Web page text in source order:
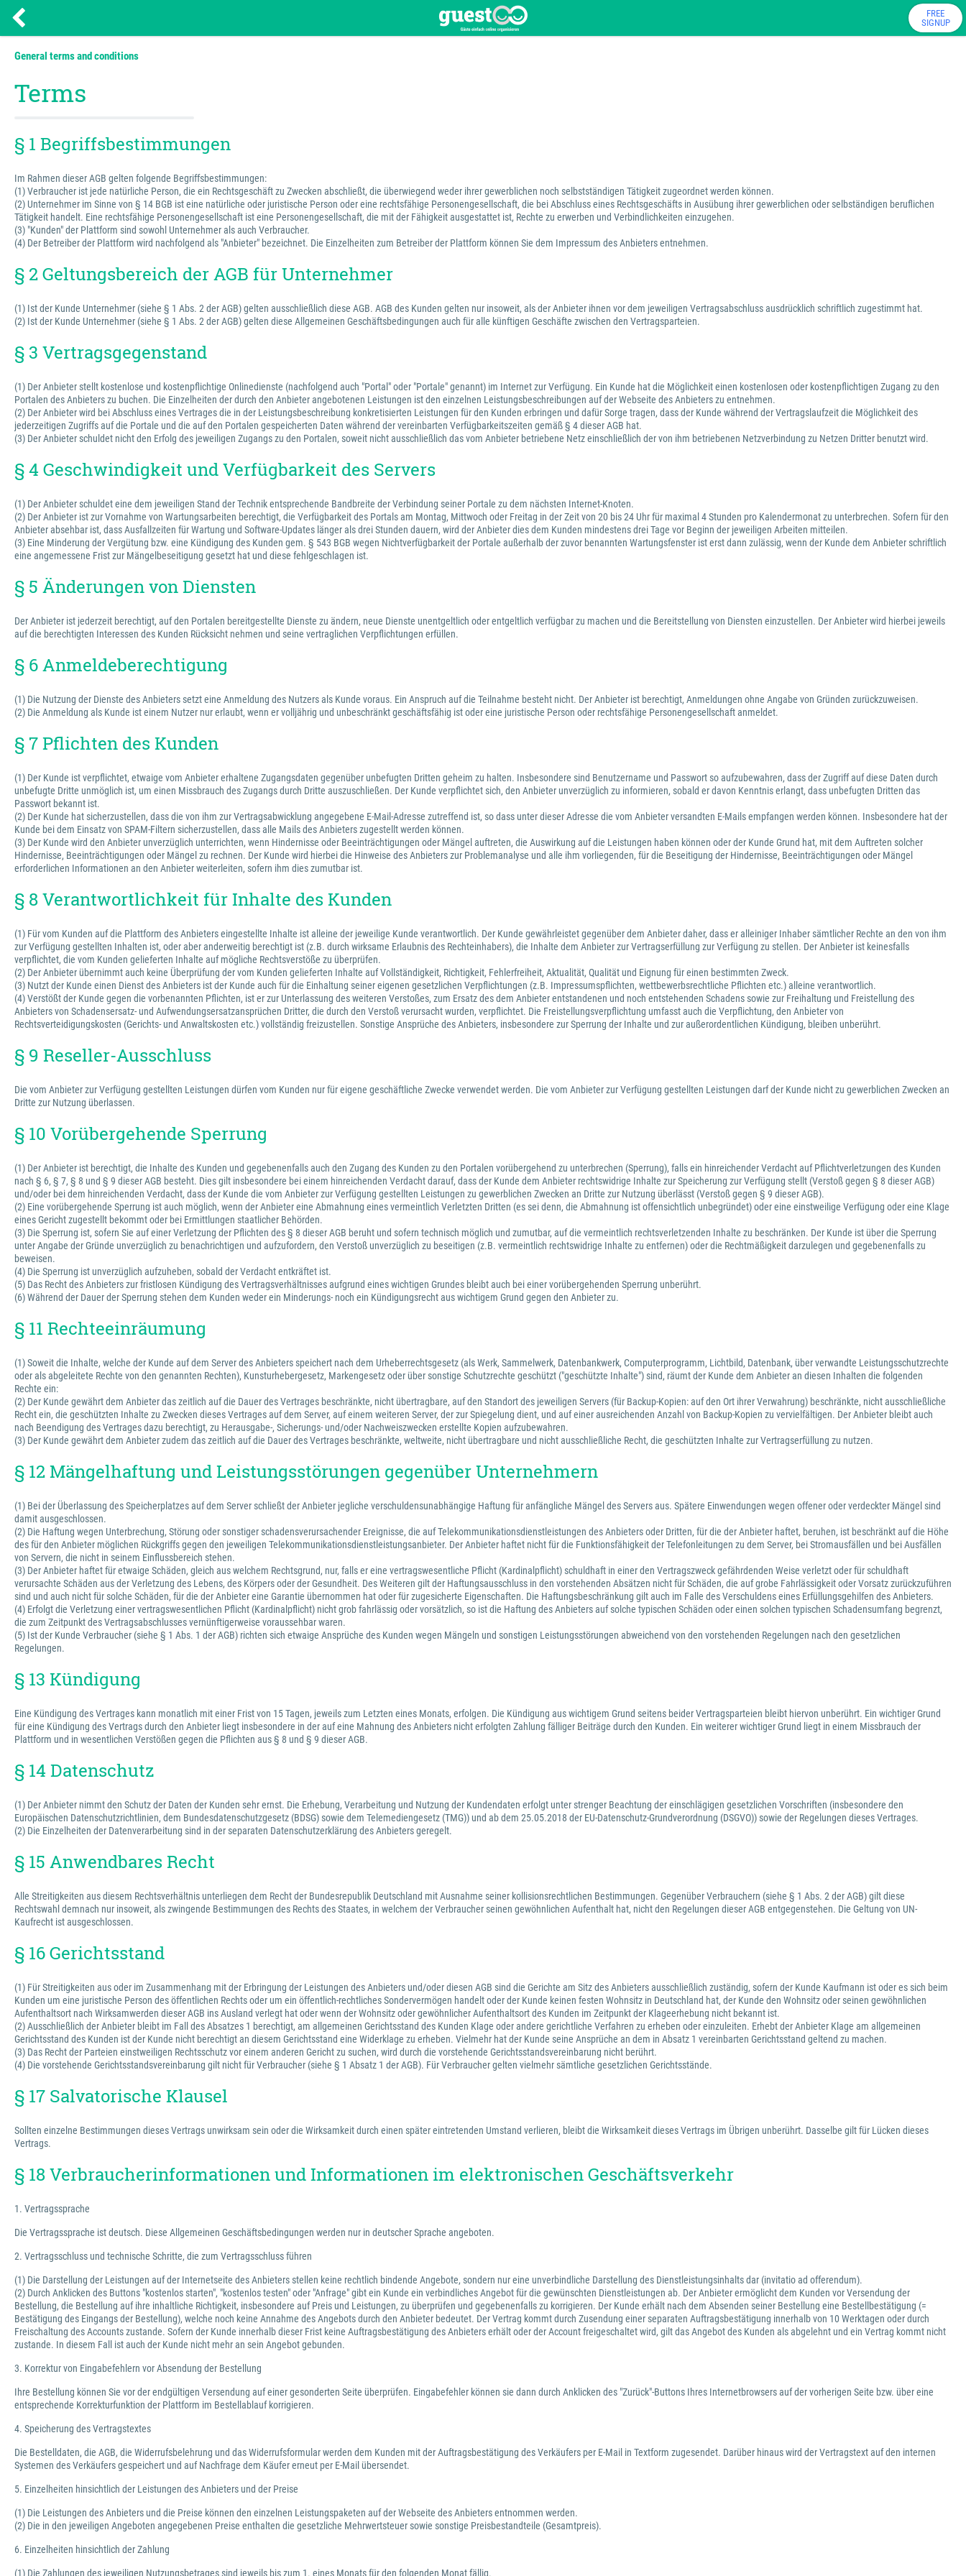
FREE
SIGNUP
General terms and conditions
Terms
§ 1 Begriffsbestimmungen
Im Rahmen dieser AGB gelten folgende Begriffsbestimmungen:
(1) Verbraucher ist jede natürliche Person, die ein Rechtsgeschäft zu Zwecken abschließt, die überwiegend weder ihrer gewerblichen noch selbstständigen Tätigkeit zugeordnet werden können.
(2) Unternehmer im Sinne von § 14 BGB ist eine natürliche oder juristische Person oder eine rechtsfähige Personengesellschaft, die bei Abschluss eines Rechtsgeschäfts in Ausübung ihrer gewerblichen oder selbständigen beruflichen
Tätigkeit handelt. Eine rechtsfähige Personengesellschaft ist eine Personengesellschaft, die mit der Fähigkeit ausgestattet ist, Rechte zu erwerben und Verbindlichkeiten einzugehen.
(3) "Kunden" der Plattform sind sowohl Unternehmer als auch Verbraucher.
(4) Der Betreiber der Plattform wird nachfolgend als "Anbieter" bezeichnet. Die Einzelheiten zum Betreiber der Plattform können Sie dem Impressum des Anbieters entnehmen.
§ 2 Geltungsbereich der AGB für Unternehmer
(1) Ist der Kunde Unternehmer (siehe § 1 Abs. 2 der AGB) gelten ausschließlich diese AGB. AGB des Kunden gelten nur insoweit, als der Anbieter ihnen vor dem jeweiligen Vertragsabschluss ausdrücklich schriftlich zugestimmt hat.
(2) Ist der Kunde Unternehmer (siehe § 1 Abs. 2 der AGB) gelten diese Allgemeinen Geschäftsbedingungen auch für alle künftigen Geschäfte zwischen den Vertragsparteien.
§ 3 Vertragsgegenstand
(1) Der Anbieter stellt kostenlose und kostenpflichtige Onlinedienste (nachfolgend auch "Portal" oder "Portale" genannt) im Internet zur Verfügung. Ein Kunde hat die Möglichkeit einen kostenlosen oder kostenpflichtigen Zugang zu den
Portalen des Anbieters zu buchen. Die Einzelheiten der durch den Anbieter angebotenen Leistungen ist den einzelnen Leistungsbeschreibungen auf der Webseite des Anbieters zu entnehmen.
(2) Der Anbieter wird bei Abschluss eines Vertrages die in der Leistungsbeschreibung konkretisierten Leistungen für den Kunden erbringen und dafür Sorge tragen, dass der Kunde während der Vertragslaufzeit die Möglichkeit des
jederzeitigen Zugriffs auf die Portale und die auf den Portalen gespeicherten Daten während der vereinbarten Verfügbarkeitszeiten gemäß § 4 dieser AGB hat.
(3) Der Anbieter schuldet nicht den Erfolg des jeweiligen Zugangs zu den Portalen, soweit nicht ausschließlich das vom Anbieter betriebene Netz einschließlich der von ihm betriebenen Netzverbindung zu Netzen Dritter benutzt wird.
§ 4 Geschwindigkeit und Verfügbarkeit des Servers
(1) Der Anbieter schuldet eine dem jeweiligen Stand der Technik entsprechende Bandbreite der Verbindung seiner Portale zu dem nächsten Internet-Knoten.
(2) Der Anbieter ist zur Vornahme von Wartungsarbeiten berechtigt, die Verfügbarkeit des Portals am Montag, Mittwoch oder Freitag in der Zeit von 20 bis 24 Uhr für maximal 4 Stunden pro Kalendermonat zu unterbrechen. Sofern für den
Anbieter absehbar ist, dass Ausfallzeiten für Wartung und Software-Updates länger als drei Stunden dauern, wird der Anbieter dies dem Kunden mindestens drei Tage vor Beginn der jeweiligen Arbeiten mitteilen.
(3) Eine Minderung der Vergütung bzw. eine Kündigung des Kunden gem. § 543 BGB wegen Nichtverfügbarkeit der Portale außerhalb der zuvor benannten Wartungsfenster ist erst dann zulässig, wenn der Kunde dem Anbieter schriftlich
eine angemessene Frist zur Mängelbeseitigung gesetzt hat und diese fehlgeschlagen ist.
§ 5 Änderungen von Diensten
Der Anbieter ist jederzeit berechtigt, auf den Portalen bereitgestellte Dienste zu ändern, neue Dienste unentgeltlich oder entgeltlich verfügbar zu machen und die Bereitstellung von Diensten einzustellen. Der Anbieter wird hierbei jeweils
auf die berechtigten Interessen des Kunden Rücksicht nehmen und seine vertraglichen Verpflichtungen erfüllen.
§ 6 Anmeldeberechtigung
(1) Die Nutzung der Dienste des Anbieters setzt eine Anmeldung des Nutzers als Kunde voraus. Ein Anspruch auf die Teilnahme besteht nicht. Der Anbieter ist berechtigt, Anmeldungen ohne Angabe von Gründen zurückzuweisen.
(2) Die Anmeldung als Kunde ist einem Nutzer nur erlaubt, wenn er volljährig und unbeschränkt geschäftsfähig ist oder eine juristische Person oder rechtsfähige Personengesellschaft anmeldet.
§ 7 Pflichten des Kunden
(1) Der Kunde ist verpflichtet, etwaige vom Anbieter erhaltene Zugangsdaten gegenüber unbefugten Dritten geheim zu halten. Insbesondere sind Benutzername und Passwort so aufzubewahren, dass der Zugriff auf diese Daten durch
unbefugte Dritte unmöglich ist, um einen Missbrauch des Zugangs durch Dritte auszuschließen. Der Kunde verpflichtet sich, den Anbieter unverzüglich zu informieren, sobald er davon Kenntnis erlangt, dass unbefugten Dritten das
Passwort bekannt ist.
(2) Der Kunde hat sicherzustellen, dass die von ihm zur Vertragsabwicklung angegebene E-Mail-Adresse zutreffend ist, so dass unter dieser Adresse die vom Anbieter versandten E-Mails empfangen werden können. Insbesondere hat der
Kunde bei dem Einsatz von SPAM-Filtern sicherzustellen, dass alle Mails des Anbieters zugestellt werden können.
(3) Der Kunde wird den Anbieter unverzüglich unterrichten, wenn Hindernisse oder Beeinträchtigungen oder Mängel auftreten, die Auswirkung auf die Leistungen haben können oder der Kunde Grund hat, mit dem Auftreten solcher
Hindernisse, Beeinträchtigungen oder Mängel zu rechnen. Der Kunde wird hierbei die Hinweise des Anbieters zur Problemanalyse und alle ihm vorliegenden, für die Beseitigung der Hindernisse, Beeinträchtigungen oder Mängel
erforderlichen Informationen an den Anbieter weiterleiten, sofern ihm dies zumutbar ist.
§ 8 Verantwortlichkeit für Inhalte des Kunden
(1) Für vom Kunden auf die Plattform des Anbieters eingestellte Inhalte ist alleine der jeweilige Kunde verantwortlich. Der Kunde gewährleistet gegenüber dem Anbieter daher, dass er alleiniger Inhaber sämtlicher Rechte an den von ihm
zur Verfügung gestellten Inhalten ist, oder aber anderweitig berechtigt ist (z.B. durch wirksame Erlaubnis des Rechteinhabers), die Inhalte dem Anbieter zur Vertragserfüllung zur Verfügung zu stellen. Der Anbieter ist keinesfalls
verpflichtet, die vom Kunden gelieferten Inhalte auf mögliche Rechtsverstöße zu überprüfen.
(2) Der Anbieter übernimmt auch keine Überprüfung der vom Kunden gelieferten Inhalte auf Vollständigkeit, Richtigkeit, Fehlerfreiheit, Aktualität, Qualität und Eignung für einen bestimmten Zweck.
(3) Nutzt der Kunde einen Dienst des Anbieters ist der Kunde auch für die Einhaltung seiner eigenen gesetzlichen Verpflichtungen (z.B. Impressumspflichten, wettbewerbsrechtliche Pflichten etc.) alleine verantwortlich.
(4) Verstößt der Kunde gegen die vorbenannten Pflichten, ist er zur Unterlassung des weiteren Verstoßes, zum Ersatz des dem Anbieter entstandenen und noch entstehenden Schadens sowie zur Freihaltung und Freistellung des
Anbieters von Schadensersatz- und Aufwendungsersatzansprüchen Dritter, die durch den Verstoß verursacht wurden, verpflichtet. Die Freistellungsverpflichtung umfasst auch die Verpflichtung, den Anbieter von
Rechtsverteidigungskosten (Gerichts- und Anwaltskosten etc.) vollständig freizustellen. Sonstige Ansprüche des Anbieters, insbesondere zur Sperrung der Inhalte und zur außerordentlichen Kündigung, bleiben unberührt.
§ 9 Reseller-Ausschluss
Die vom Anbieter zur Verfügung gestellten Leistungen dürfen vom Kunden nur für eigene geschäftliche Zwecke verwendet werden. Die vom Anbieter zur Verfügung gestellten Leistungen darf der Kunde nicht zu gewerblichen Zwecken an
Dritte zur Nutzung überlassen.
§ 10 Vorübergehende Sperrung
(1) Der Anbieter ist berechtigt, die Inhalte des Kunden und gegebenenfalls auch den Zugang des Kunden zu den Portalen vorübergehend zu unterbrechen (Sperrung), falls ein hinreichender Verdacht auf Pflichtverletzungen des Kunden
nach § 6, § 7, § 8 und § 9 dieser AGB besteht. Dies gilt insbesondere bei einem hinreichenden Verdacht darauf, dass der Kunde dem Anbieter rechtswidrige Inhalte zur Speicherung zur Verfügung stellt (Verstoß gegen § 8 dieser AGB)
und/oder bei dem hinreichenden Verdacht, dass der Kunde die vom Anbieter zur Verfügung gestellten Leistungen zu gewerblichen Zwecken an Dritte zur Nutzung überlässt (Verstoß gegen § 9 dieser AGB).
(2) Eine vorübergehende Sperrung ist auch möglich, wenn der Anbieter eine Abmahnung eines vermeintlich Verletzten Dritten (es sei denn, die Abmahnung ist offensichtlich unbegründet) oder eine einstweilige Verfügung oder eine Klage
eines Gericht zugestellt bekommt oder bei Ermittlungen staatlicher Behörden.
(3) Die Sperrung ist, sofern Sie auf einer Verletzung der Pflichten des § 8 dieser AGB beruht und sofern technisch möglich und zumutbar, auf die vermeintlich rechtsverletzenden Inhalte zu beschränken. Der Kunde ist über die Sperrung
unter Angabe der Gründe unverzüglich zu benachrichtigen und aufzufordern, den Verstoß unverzüglich zu beseitigen (z.B. vermeintlich rechtswidrige Inhalte zu entfernen) oder die Rechtmäßigkeit darzulegen und gegebenenfalls zu
beweisen.
(4) Die Sperrung ist unverzüglich aufzuheben, sobald der Verdacht entkräftet ist.
(5) Das Recht des Anbieters zur fristlosen Kündigung des Vertragsverhältnisses aufgrund eines wichtigen Grundes bleibt auch bei einer vorübergehenden Sperrung unberührt.
(6) Während der Dauer der Sperrung stehen dem Kunden weder ein Minderungs- noch ein Kündigungsrecht aus wichtigem Grund gegen den Anbieter zu.
§ 11 Rechteeinräumung
(1) Soweit die Inhalte, welche der Kunde auf dem Server des Anbieters speichert nach dem Urheberrechtsgesetz (als Werk, Sammelwerk, Datenbankwerk, Computerprogramm, Lichtbild, Datenbank, über verwandte Leistungsschutzrechte
oder als abgeleitete Rechte von den genannten Rechten), Kunsturhebergesetz, Markengesetz oder über sonstige Schutzrechte geschützt ("geschützte Inhalte") sind, räumt der Kunde dem Anbieter an diesen Inhalten die folgenden
Rechte ein:
(2) Der Kunde gewährt dem Anbieter das zeitlich auf die Dauer des Vertrages beschränkte, nicht übertragbare, auf den Standort des jeweiligen Servers (für Backup-Kopien: auf den Ort ihrer Verwahrung) beschränkte, nicht ausschließliche
Recht ein, die geschützten Inhalte zu Zwecken dieses Vertrages auf dem Server, auf einem weiteren Server, der zur Spiegelung dient, und auf einer ausreichenden Anzahl von Backup-Kopien zu vervielfältigen. Der Anbieter bleibt auch
nach Beendigung des Vertrages dazu berechtigt, zu Herausgabe-, Sicherungs- und/oder Nachweiszwecken erstellte Kopien aufzubewahren.
(3) Der Kunde gewährt dem Anbieter zudem das zeitlich auf die Dauer des Vertrages beschränkte, weltweite, nicht übertragbare und nicht ausschließliche Recht, die geschützten Inhalte zur Vertragserfüllung zu nutzen.
§ 12 Mängelhaftung und Leistungsstörungen gegenüber Unternehmern
(1) Bei der Überlassung des Speicherplatzes auf dem Server schließt der Anbieter jegliche verschuldensunabhängige Haftung für anfängliche Mängel des Servers aus. Spätere Einwendungen wegen offener oder verdeckter Mängel sind
damit ausgeschlossen.
(2) Die Haftung wegen Unterbrechung, Störung oder sonstiger schadensverursachender Ereignisse, die auf Telekommunikationsdienstleistungen des Anbieters oder Dritten, für die der Anbieter haftet, beruhen, ist beschränkt auf die Höhe
des für den Anbieter möglichen Rückgriffs gegen den jeweiligen Telekommunikationsdienstleistungsanbieter. Der Anbieter haftet nicht für die Funktionsfähigkeit der Telefonleitungen zu dem Server, bei Stromausfällen und bei Ausfällen
von Servern, die nicht in seinem Einflussbereich stehen.
(3) Der Anbieter haftet für etwaige Schäden, gleich aus welchem Rechtsgrund, nur, falls er eine vertragswesentliche Pflicht (Kardinalpflicht) schuldhaft in einer den Vertragszweck gefährdenden Weise verletzt oder für schuldhaft
verursachte Schäden aus der Verletzung des Lebens, des Körpers oder der Gesundheit. Des Weiteren gilt der Haftungsausschluss in den vorstehenden Absätzen nicht für Schäden, die auf grobe Fahrlässigkeit oder Vorsatz zurückzuführen
sind und auch nicht für solche Schäden, für die der Anbieter eine Garantie übernommen hat oder für zugesicherte Eigenschaften. Die Haftungsbeschränkung gilt auch im Falle des Verschuldens eines Erfüllungsgehilfen des Anbieters.
(4) Erfolgt die Verletzung einer vertragswesentlichen Pflicht (Kardinalpflicht) nicht grob fahrlässig oder vorsätzlich, so ist die Haftung des Anbieters auf solche typischen Schäden oder einen solchen typischen Schadensumfang begrenzt,
die zum Zeitpunkt des Vertragsabschlusses vernünftigerweise voraussehbar waren.
(5) Ist der Kunde Verbraucher (siehe § 1 Abs. 1 der AGB) richten sich etwaige Ansprüche des Kunden wegen Mängeln und sonstigen Leistungsstörungen abweichend von den vorstehenden Regelungen nach den gesetzlichen
Regelungen.
§ 13 Kündigung
Eine Kündigung des Vertrages kann monatlich mit einer Frist von 15 Tagen, jeweils zum Letzten eines Monats, erfolgen. Die Kündigung aus wichtigem Grund seitens beider Vertragsparteien bleibt hiervon unberührt. Ein wichtiger Grund
für eine Kündigung des Vertrags durch den Anbieter liegt insbesondere in der auf eine Mahnung des Anbieters nicht erfolgten Zahlung fälliger Beiträge durch den Kunden. Ein weiterer wichtiger Grund liegt in einem Missbrauch der
Plattform und in wesentlichen Verstößen gegen die Pflichten aus § 8 und § 9 dieser AGB.
§ 14 Datenschutz
(1) Der Anbieter nimmt den Schutz der Daten der Kunden sehr ernst. Die Erhebung, Verarbeitung und Nutzung der Kundendaten erfolgt unter strenger Beachtung der einschlägigen gesetzlichen Vorschriften (insbesondere den
Europäischen Datenschutzrichtlinien, dem Bundesdatenschutzgesetz (BDSG) sowie dem Telemediengesetz (TMG)) und ab dem 25.05.2018 der EU-Datenschutz-Grundverordnung (DSGVO)) sowie der Regelungen dieses Vertrages.
(2) Die Einzelheiten der Datenverarbeitung sind in der separaten Datenschutzerklärung des Anbieters geregelt.
§ 15 Anwendbares Recht
Alle Streitigkeiten aus diesem Rechtsverhältnis unterliegen dem Recht der Bundesrepublik Deutschland mit Ausnahme seiner kollisionsrechtlichen Bestimmungen. Gegenüber Verbrauchern (siehe § 1 Abs. 2 der AGB) gilt diese
Rechtswahl demnach nur insoweit, als zwingende Bestimmungen des Rechts des Staates, in welchem der Verbraucher seinen gewöhnlichen Aufenthalt hat, nicht den Regelungen dieser AGB entgegenstehen. Die Geltung von UN-
Kaufrecht ist ausgeschlossen.
§ 16 Gerichtsstand
(1) Für Streitigkeiten aus oder im Zusammenhang mit der Erbringung der Leistungen des Anbieters und/oder diesen AGB sind die Gerichte am Sitz des Anbieters ausschließlich zuständig, sofern der Kunde Kaufmann ist oder es sich beim
Kunden um eine juristische Person des öffentlichen Rechts oder um ein öffentlich-rechtliches Sondervermögen handelt oder der Kunde keinen festen Wohnsitz in Deutschland hat, der Kunde den Wohnsitz oder seinen gewöhnlichen
Aufenthaltsort nach Wirksamwerden dieser AGB ins Ausland verlegt hat oder wenn der Wohnsitz oder gewöhnlicher Aufenthaltsort des Kunden im Zeitpunkt der Klageerhebung nicht bekannt ist.
(2) Ausschließlich der Anbieter bleibt im Fall des Absatzes 1 berechtigt, am allgemeinen Gerichtsstand des Kunden Klage oder andere gerichtliche Verfahren zu erheben oder einzuleiten. Erhebt der Anbieter Klage am allgemeinen
Gerichtsstand des Kunden ist der Kunde nicht berechtigt an diesem Gerichtsstand eine Widerklage zu erheben. Vielmehr hat der Kunde seine Ansprüche an dem in Absatz 1 vereinbarten Gerichtsstand geltend zu machen.
(3) Das Recht der Parteien einstweiligen Rechtsschutz vor einem anderen Gericht zu suchen, wird durch die vorstehende Gerichtsstandsvereinbarung nicht berührt.
(4) Die vorstehende Gerichtsstandsvereinbarung gilt nicht für Verbraucher (siehe § 1 Absatz 1 der AGB). Für Verbraucher gelten vielmehr sämtliche gesetzlichen Gerichtsstände.
§ 17 Salvatorische Klausel
Sollten einzelne Bestimmungen dieses Vertrags unwirksam sein oder die Wirksamkeit durch einen später eintretenden Umstand verlieren, bleibt die Wirksamkeit dieses Vertrags im Übrigen unberührt. Dasselbe gilt für Lücken dieses
Vertrags.
§ 18 Verbraucherinformationen und Informationen im elektronischen Geschäftsverkehr
1. Vertragssprache
Die Vertragssprache ist deutsch. Diese Allgemeinen Geschäftsbedingungen werden nur in deutscher Sprache angeboten.
2. Vertragsschluss und technische Schritte, die zum Vertragsschluss führen
(1) Die Darstellung der Leistungen auf der Internetseite des Anbieters stellen keine rechtlich bindende Angebote, sondern nur eine unverbindliche Darstellung des Dienstleistungsinhalts dar (invitatio ad offerendum).
(2) Durch Anklicken des Buttons "kostenlos starten", "kostenlos testen" oder "Anfrage" gibt ein Kunde ein verbindliches Angebot für die gewünschten Dienstleistungen ab. Der Anbieter ermöglicht dem Kunden vor Versendung der
Bestellung, die Bestellung auf ihre inhaltliche Richtigkeit, insbesondere auf Preis und Leistungen, zu überprüfen und gegebenenfalls zu korrigieren. Der Kunde erhält nach dem Absenden seiner Bestellung eine Bestellbestätigung (=
Bestätigung des Eingangs der Bestellung), welche noch keine Annahme des Angebots durch den Anbieter bedeutet. Der Vertrag kommt durch Zusendung einer separaten Auftragsbestätigung innerhalb von 10 Werktagen oder durch
Freischaltung des Accounts zustande. Sofern der Kunde innerhalb dieser Frist keine Auftragsbestätigung des Anbieters erhält oder der Account freigeschaltet wird, gilt das Angebot des Kunden als abgelehnt und ein Vertrag kommt nicht
zustande. In diesem Fall ist auch der Kunde nicht mehr an sein Angebot gebunden.
3. Korrektur von Eingabefehlern vor Absendung der Bestellung
Ihre Bestellung können Sie vor der endgültigen Versendung auf einer gesonderten Seite überprüfen. Eingabefehler können sie dann durch Anklicken des "Zurück"-Buttons Ihres Internetbrowsers auf der vorherigen Seite bzw. über eine
entsprechende Korrekturfunktion der Plattform im Bestellablauf korrigieren.
4. Speicherung des Vertragstextes
Die Bestelldaten, die AGB, die Widerrufsbelehrung und das Widerrufsformular werden dem Kunden mit der Auftragsbestätigung des Verkäufers per E-Mail in Textform zugesendet. Darüber hinaus wird der Vertragstext auf den internen
Systemen des Verkäufers gespeichert und auf Nachfrage dem Käufer erneut per E-Mail übersendet.
5. Einzelheiten hinsichtlich der Leistungen des Anbieters und der Preise
(1) Die Leistungen des Anbieters und die Preise können den einzelnen Leistungspaketen auf der Webseite des Anbieters entnommen werden.
(2) Die in den jeweiligen Angeboten angegebenen Preise enthalten die gesetzliche Mehrwertsteuer sowie sonstige Preisbestandteile (Gesamtpreis).
6. Einzelheiten hinsichtlich der Zahlung
(1) Die Zahlungen des jeweiligen Nutzungsbetrages sind jeweils bis zum 1. eines Monats für den folgenden Monat fällig.